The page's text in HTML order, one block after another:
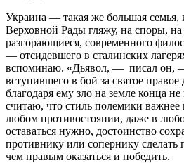
Украина — такая же большая семья,
Верховной Рады гляжу, на споры, на
разгорающиеся, современного
— отсидевшего в сталинских
вспоминаю. «Дьявол, — писал он,
вступив­шего в бой за святое правое
благодаря ему зло на земле конца
считаю, что стиль полемики
любом противостоянии, даже в
оставаться нужно, достоинство
противнику или сопернику сделать
чем правым оказаться и победить.